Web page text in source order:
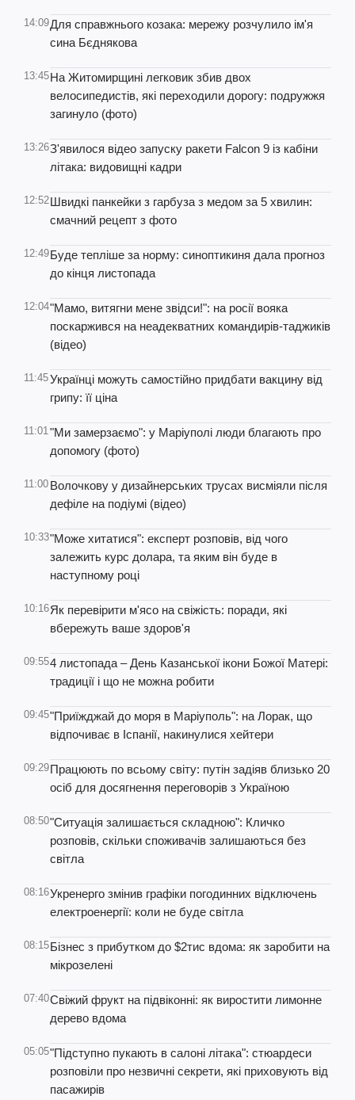
14:09Для справжнього козака: мережу розчулило ім'я
сина Бєднякова
13:45На Житомирщині легковик збив двох
велосипедистів, які переходили дорогу: подружжя
загинуло (фото)
13:26З'явилося відео запуску ракети Falcon 9 із кабіни
літака: видовищні кадри
12:52Швидкі панкейки з гарбуза з медом за 5 хвилин:
смачний рецепт з фото
12:49Буде тепліше за норму: синоптикиня дала прогноз
до кінця листопада
12:04"Мамо, витягни мене звідси!": на росії вояка
поскаржився на неадекватних командирів-таджиків
(відео)
11:45Українці можуть самостійно придбати вакцину від
грипу: її ціна
11:01"Ми замерзаємо": у Маріуполі люди благають про
допомогу (фото)
11:00 Волочкову у дизайнерських трусах висміяли після
дефіле на подіумі (відео)
10:33"Може хитатися": експерт розповів, від чого
залежить курс долара, та яким він буде в
наступному році
10:16Як перевірити м'ясо на свіжість: поради, які
вбережуть ваше здоров'я
09:554 листопада – День Казанської ікони Божої Матері:
традиції і що не можна робити
09:45"Приїжджай до моря в Маріуполь": на Лорак, що
відпочиває в Іспанії, накинулися хейтери
09:29Працюють по всьому світу: путін задіяв близько 20
осіб для досягнення переговорів з Україною
08:50"Ситуація залишається складною": Кличко
розповів, скільки споживачів залишаються без
світла
08:16Укренерго змінив графіки погодинних відключень
електроенергії: коли не буде світла
08:15Бізнес з прибутком до $2тис вдома: як заробити на
мікрозелені
07:40Свіжий фрукт на підвіконні: як виростити лимонне
дерево вдома
05:05"Підступно пукають в салоні літака": стюардеси
розповіли про незвичні секрети, які приховують від
пасажирів